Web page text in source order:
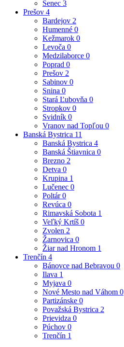
Senec 3
Prešov 4
Bardejov 2
Humenné 0
Kežmarok 0
Levoča 0
Medzilaborce 0
Poprad 0
Prešov 2
Sabinov 0
Snina 0
Stará Ľubovňa 0
Stropkov 0
Svidník 0
Vranov nad Topľou 0
Banská Bystrica 11
Banská Bystrica 4
Banská Štiavnica 0
Brezno 2
Detva 0
Krupina 1
Lučenec 0
Poltár0
Revúca 0
Rimavská Sobota 1
Veľký Krtíš 0
Zvolen 2
Žarnovica 0
Žiar nad Hronom 1
Trenčín 4
Bánovce nad Bebravou 0
Ilava 1
Myjava 0
Nové Mesto nad Váhom 0
Partizánske 0
Považská Bystrica 2
Prievidza 0
Púchov 0
Trenčín 1